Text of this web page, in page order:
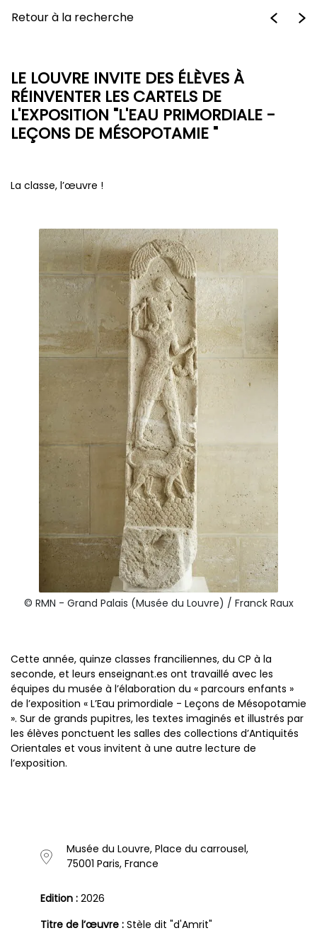
Retour à la recherche
LE LOUVRE INVITE DES ÉLÈVES À
RÉINVENTER LES CARTELS DE
L'EXPOSITION "L'EAU PRIMORDIALE -
LEÇONS DE MÉSOPOTAMIE "
La classe, l’œuvre !
© RMN - Grand Palais (Musée du Louvre) / Franck Raux
Cette année, quinze classes franciliennes, du CP à la
seconde, et leurs enseignant.es ont travaillé avec les
équipes du musée à l’élaboration du « parcours enfants »
de l’exposition « L’Eau primordiale - Leçons de Mésopotamie
». Sur de grands pupitres, les textes imaginés et illustrés par
les élèves ponctuent les salles des collections d’Antiquités
Orientales et vous invitent à une autre lecture de
l’exposition.
Musée du Louvre, Place du carrousel,
75001 Paris, France
Edition : 2026
Titre de l’œuvre : Stèle dit "d'Amrit"